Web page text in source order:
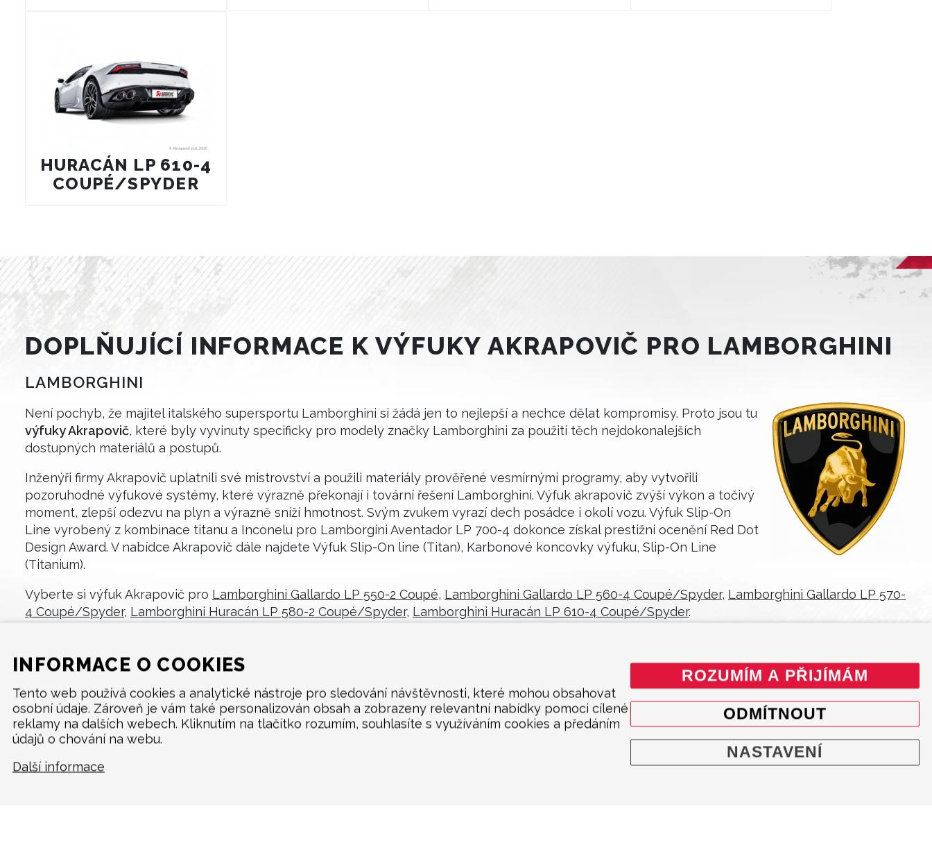
HURACÁN LP 610-4
COUPÉ/SPYDER
DOPLŇUJÍCÍ INFORMACE K VÝFUKY AKRAPOVIČ PRO LAMBORGHINI
LAMBORGHINI
Není pochyb, že majitel italského supersportu Lamborghini si žádá jen to nejlepší a nechce dělat kompromisy. Proto jsou tu
výfuky Akrapovič, které byly vyvinuty specificky pro modely značky Lamborghini za použití těch nejdokonalejších
dostupných materiálů a postupů.
Inženýři firmy Akrapovič uplatnili své mistrovství a použili materiály prověřené vesmírnými programy, aby vytvořili
pozoruhodné výfukové systémy, které výrazně překonají i tovární řešení Lamborghini. Výfuk akrapovič zvýší výkon a točivý
moment, zlepší odezvu na plyn a výrazně sníží hmotnost. Svým zvukem vyrazí dech posádce i okolí vozu. Výfuk Slip-On
Line vyrobený z kombinace titanu a Inconelu pro Lamborgini Aventador LP 700-4 dokonce získal prestižní ocenění Red Dot
Design Award. V nabídce Akrapovič dále najdete Výfuk Slip-On line (Titan), Karbonové koncovky výfuku, Slip-On Line
(Titanium).
Vyberte si výfuk Akrapovič pro Lamborghini Gallardo LP 550-2 Coupé, Lamborghini Gallardo LP 560-4 Coupé/Spyder, Lamborghini Gallardo LP 570-
4 Coupé/Spyder, Lamborghini Huracán LP 580-2 Coupé/Spyder, Lamborghini Huracán LP 610-4 Coupé/Spyder.
MENU
Produkty
INFORMACE
INFORMACE O COOKIES
Tento web používá cookies a analytické nástroje pro sledování návštěvnosti, které mohou obsahovat
osobní údaje. Zároveň je vám také personalizován obsah a zobrazeny relevantní nabídky pomoci cílené
reklamy na dalších webech. Kliknutím na tlačítko rozumím, souhlasíte s využíváním cookies a předáním
údajů o chování na webu.
Další informace
ROZUMÍM A PŘIJÍMÁM
ODMÍTNOUT
NASTAVENÍ